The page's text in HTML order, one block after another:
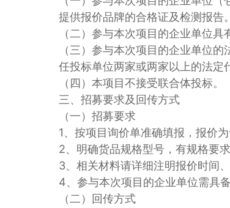
提供报价品牌的合格证及检测报告。
（二）参与本次项目的企业单位
（三）参与本次项目的企业单位
任投标单位两家或两家以上的法定
（四）本项目不接受联合体投标。
三、招募要求及回传方式
（一）招募要求
1、按项目询价单准确填报，报价
2、明确货品规格型号，有规格要
3、相关材料请详细注明报价时间
4、参与本次项目的企业单位需具
（二）回传方式